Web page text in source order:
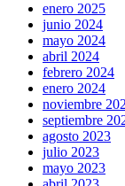
enero 2025
junio 2024
mayo 2024
abril 2024
febrero 2024
enero 2024
noviembre
septiembre
agosto 2023
julio 2023
mayo 2023